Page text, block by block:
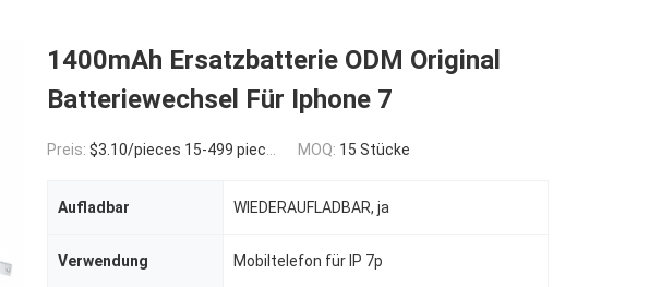
1400mAh Ersatzbatterie ODM Original
Batteriewechsel Für Iphone 7
Preis: $3.10/pieces 15-499 pieces MOQ: 15 Stücke
Aufladbar WIEDERAUFLADBAR, ja
Verwendung Mobiltelefon für IP 7p